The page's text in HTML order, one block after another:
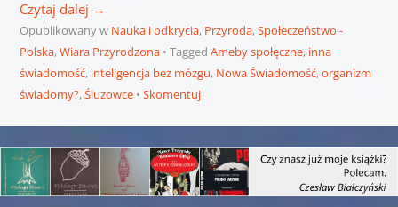
Czytaj dalej →
Opublikowany w Nauka i odkrycia, Przyroda,Społeczeństwo -
Polska,Wiara Przyrodzona Tagged Ameby społęczne, inna
świadomość, inteligencja bez mózgu, Nowa Świadomość,organizm
świadomy?,Śluzowce Skomentuj